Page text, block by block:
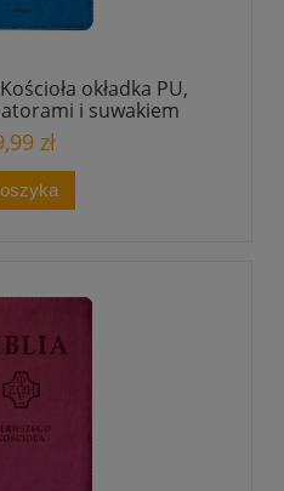
okładka PU,
i suwakiem
zł